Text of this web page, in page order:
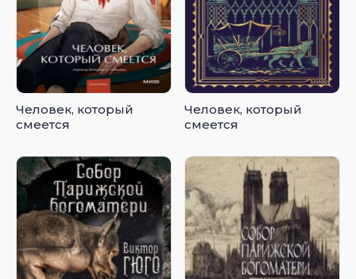
Человек, который
смеется
Человек, который
смеется